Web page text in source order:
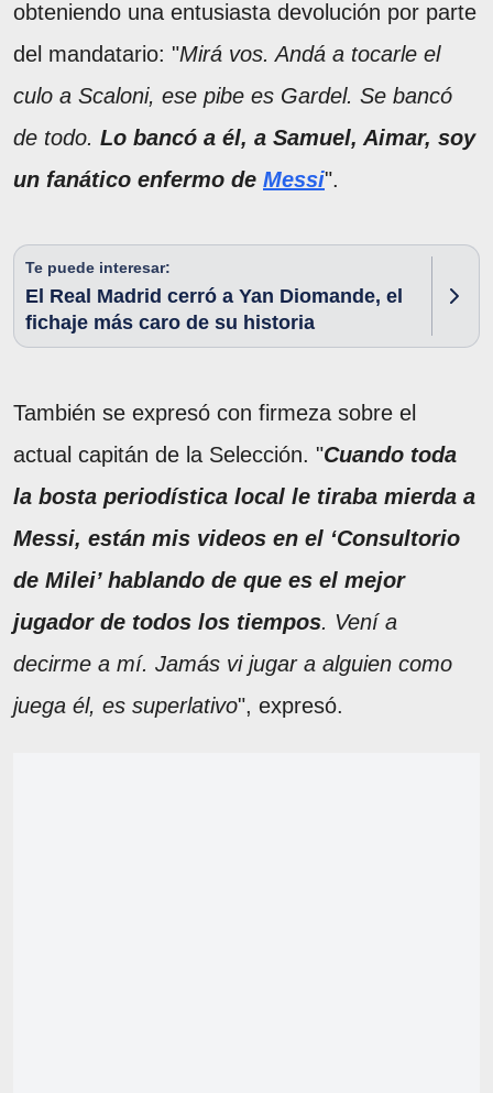
obteniendo una entusiasta devolución por parte
del mandatario: "Mirá vos. Andá a tocarle el
culo a Scaloni, ese pibe es Gardel. Se bancó
de todo. Lo bancó a él, a Samuel, Aimar, soy
un fanático enfermo de Messi".
Te puede interesar:
El Real Madrid cerró a Yan Diomande, el
fichaje más caro de su historia
También se expresó con firmeza sobre el
actual capitán de la Selección. "Cuando toda
la bosta periodística local le tiraba mierda a
Messi, están mis videos en el ‘Consultorio
de Milei’ hablando de que es el mejor
jugador de todos los tiempos. Vení a
decirme a mí. Jamás vi jugar a alguien como
juega él, es superlativo", expresó.